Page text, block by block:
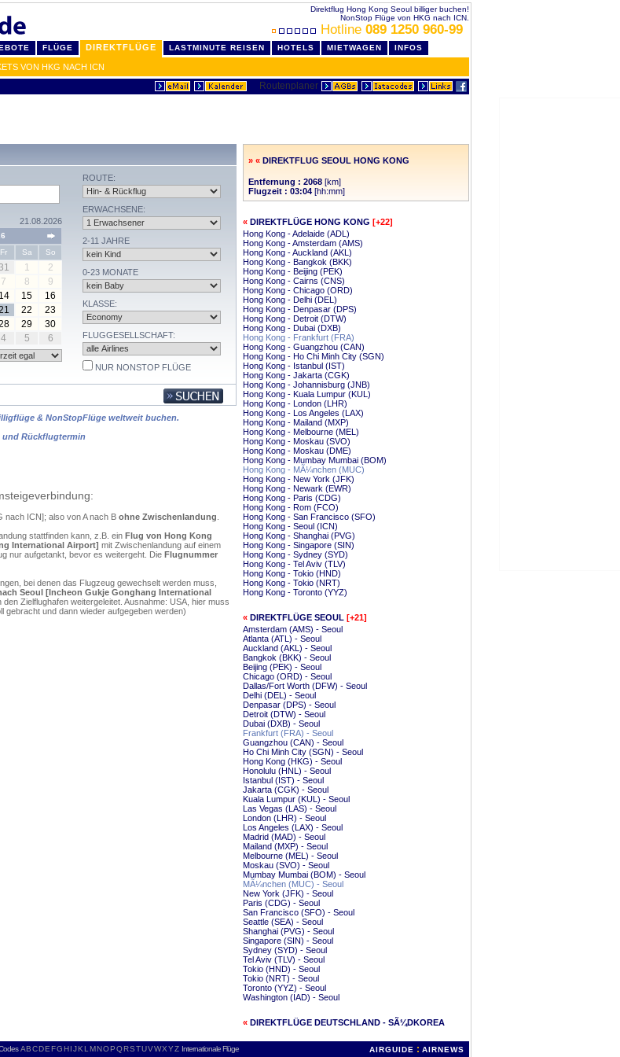
Direktflug Hong Kong Seoul billiger buchen!
NonStop Flüge von HKG nach ICN.
Hotline 089 1250 960-99
FLÜGE DIREKTFLÜGE LASTMINUTE REISEN HOTELS MIETWAGEN INFOS
VON HKG NACH ICN
21.08.2026
Fr Sa So
1
2
7 8
9
14 15
16
22
23
29
30
4 5 6
ROUTE:
ERWACHSENE:
2-11 JAHRE
0-23 MONATE
KLASSE:
FLUGGESELLSCHAFT:
NUR NONSTOP FLÜGE
& NonStopFlüge weltweit buchen.
und Rückflugtermin
nach ICN]; also von A nach B ohne Zwischenlandung
stattfinden kann, z.B. ein Flug von Hong Kong
International Airport] mit Zwischenlandung auf einem
nur aufgetankt, bevor es weitergeht. Die Flugnummer
bei denen das Flugzeug gewechselt werden muss,
Seoul [Incheon Gukje Gonghang International
Zielflughafen weitergeleitet. Ausnahme: USA, hier muss
gebracht und dann wieder aufgegeben werden)
» « DIREKTFLUG SEOUL HONG KONG
Entfernung : 2068 [km]
Flugzeit : 03:04 [hh:mm]
« DIREKTFLÜGE HONG KONG [+22]
Hong Kong - Adelaide (ADL)
Hong Kong - Amsterdam (AMS)
Hong Kong - Auckland (AKL)
Hong Kong - Bangkok (BKK)
Hong Kong - Beijing (PEK)
Hong Kong - Cairns (CNS)
Hong Kong - Chicago (ORD)
Hong Kong - Delhi (DEL)
Hong Kong - Denpasar (DPS)
Hong Kong - Detroit (DTW)
Hong Kong - Dubai (DXB)
Hong Kong - Frankfurt (FRA)
Hong Kong - Guangzhou (CAN)
Hong Kong - Ho Chi Minh City (SGN)
Hong Kong - Istanbul (IST)
Hong Kong - Jakarta (CGK)
Hong Kong - Johannisburg (JNB)
Hong Kong - Kuala Lumpur (KUL)
Hong Kong - London (LHR)
Hong Kong - Los Angeles (LAX)
Hong Kong - Mailand (MXP)
Hong Kong - Melbourne (MEL)
Hong Kong - Moskau (SVO)
Hong Kong - Moskau (DME)
Hong Kong - Mumbay Mumbai (BOM)
Hong Kong - MÃ¼nchen (MUC)
Hong Kong - New York (JFK)
Hong Kong - Newark (EWR)
Hong Kong - Paris (CDG)
Hong Kong - Rom (FCO)
Hong Kong - San Francisco (SFO)
Hong Kong - Seoul (ICN)
Hong Kong - Shanghai (PVG)
Hong Kong - Singapore (SIN)
Hong Kong - Sydney (SYD)
Hong Kong - Tel Aviv (TLV)
Hong Kong - Tokio (HND)
Hong Kong - Tokio (NRT)
Hong Kong - Toronto (YYZ)
« DIREKTFLÜGE SEOUL [+21]
Amsterdam (AMS) - Seoul
Atlanta (ATL) - Seoul
Auckland (AKL) - Seoul
Bangkok (BKK) - Seoul
Beijing (PEK) - Seoul
Chicago (ORD) - Seoul
Dallas/Fort Worth (DFW) - Seoul
Delhi (DEL) - Seoul
Denpasar (DPS) - Seoul
Detroit (DTW) - Seoul
Dubai (DXB) - Seoul
Frankfurt (FRA) - Seoul
Guangzhou (CAN) - Seoul
Ho Chi Minh City (SGN) - Seoul
Hong Kong (HKG) - Seoul
Honolulu (HNL) - Seoul
Istanbul (IST) - Seoul
Jakarta (CGK) - Seoul
Kuala Lumpur (KUL) - Seoul
Las Vegas (LAS) - Seoul
London (LHR) - Seoul
Los Angeles (LAX) - Seoul
Madrid (MAD) - Seoul
Mailand (MXP) - Seoul
Melbourne (MEL) - Seoul
Moskau (SVO) - Seoul
Mumbay Mumbai (BOM) - Seoul
MÃ¼nchen (MUC) - Seoul
New York (JFK) - Seoul
Paris (CDG) - Seoul
San Francisco (SFO) - Seoul
Seattle (SEA) - Seoul
Shanghai (PVG) - Seoul
Singapore (SIN) - Seoul
Sydney (SYD) - Seoul
Tel Aviv (TLV) - Seoul
Tokio (HND) - Seoul
Tokio (NRT) - Seoul
Toronto (YYZ) - Seoul
Washington (IAD) - Seoul
« DIREKTFLÜGE DEUTSCHLAND - SÃ¼DKOREA
ABCDEFGH IJKL MNOPQRSTUVWXYZ Internationale Flüge AIRGUIDE : AIRNEWS